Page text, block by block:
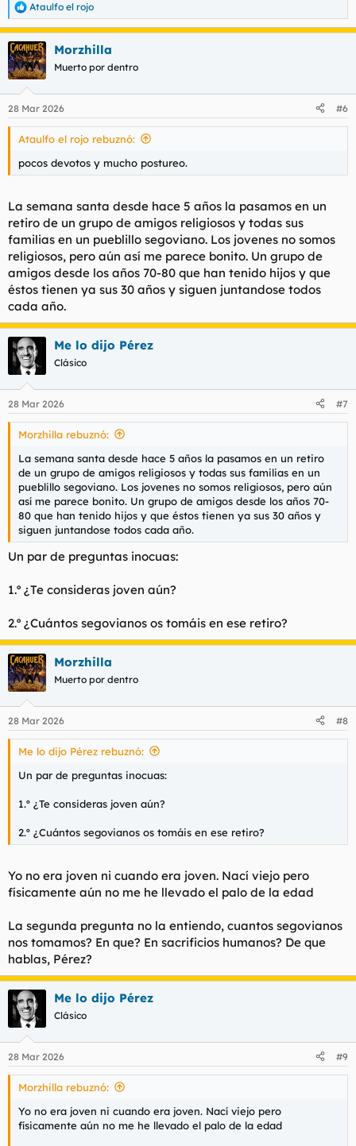
R
e
a
c
c
i
e
s
Ataulfo el rojo
Morzhilla
Muerto por dentro
28 Mar 2026 #6
Ataulfo el rojo rebuznó:
pocos devotos y mucho postureo.
La semana santa desde hace 5 años la pasamos en un
retiro de un grupo de amigos religiosos y todas sus
familias en un pueblillo segoviano. Los jovenes no somos
religiosos, pero aún así me parece bonito. Un grupo de
amigos desde los años 70-80 que han tenido hijos y que
éstos tienen ya sus 30 años y siguen juntandose todos
cada año.
Me lo dijo Pérez
Clásico
28 Mar 2026 #7
Morzhilla rebuznó:
La semana santa desde hace 5 años la pasamos en un retiro
de un grupo de amigos religiosos y todas sus familias en un
pueblillo segoviano. Los jovenes no somos religiosos, pero aún
así me parece bonito. Un grupo de amigos desde los años 70-
80 que han tenido hijos y que éstos tienen ya sus 30 años y
siguen juntandose todos cada año.
Un par de preguntas inocuas:
1.º ¿Te consideras joven aún?
2.º ¿Cuántos segovianos os tomáis en ese retiro?
Morzhilla
Muerto por dentro
28 Mar 2026 #8
Me lo dijo Pérez rebuznó:
Un par de preguntas inocuas:
1.º ¿Te consideras joven aún?
2.º ¿Cuántos segovianos os tomáis en ese retiro?
Yo no era joven ni cuando era joven. Nací viejo pero
físicamente aún no me he llevado el palo de la edad
La segunda pregunta no la entiendo, cuantos segovianos
nos tomamos? En que? En sacrificios humanos? De que
hablas, Pérez?
Me lo dijo Pérez
Clásico
28 Mar 2026 #9
Morzhilla rebuznó:
Yo no era joven ni cuando era joven. Nací viejo pero
físicamente aún no me he llevado el palo de la edad